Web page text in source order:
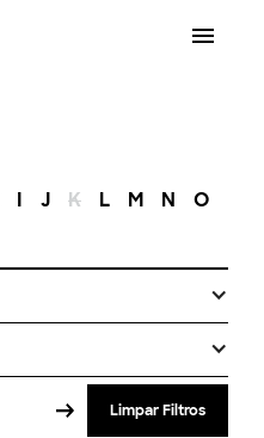
I J K L M N O
Limpar Filtros